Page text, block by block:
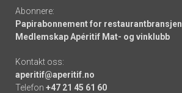
Abonnere:
Papirabonnement for restaurantbransjen
Medlemskap Apéritif Mat- og vinklubb
Kontakt oss:
aperitif@aperitif.no
Telefon +47 21 45 61 60